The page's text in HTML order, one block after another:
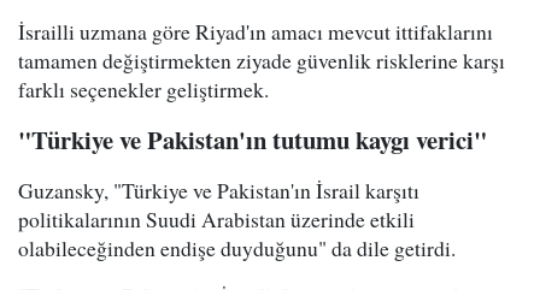
İsrailli uzmana göre Riyad'ın amacı mevcut ittifaklarını
tamamen değiştirmekten ziyade güvenlik risklerine karşı
farklı seçenekler geliştirmek.
"Türkiye ve Pakistan'ın tutumu kaygı verici"
Guzansky, "Türkiye ve Pakistan'ın İsrail karşıtı
politikalarının Suudi Arabistan üzerinde etkili
olabileceğinden endişe duyduğunu" da dile getirdi.